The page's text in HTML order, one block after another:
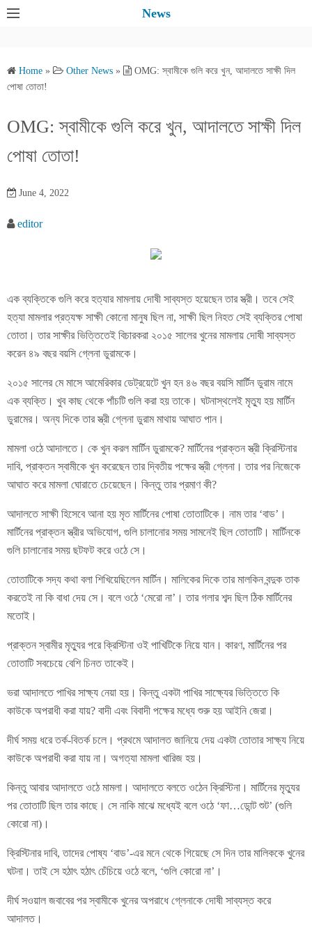
News
Home » Other News »
OMG: স্বামীকে গুলি করে খুন, আদালতে সাক্ষী দিল
পোষা তোতা!
OMG: স্বামীকে গুলি করে খুন, আদালতে সাক্ষী দিল
পোষা তোতা!
June 4, 2022
editor
এক ব্যক্তিকে গুলি করে হত্যার মামলায় দোষী সাব্যস্ত হয়েছেন তার স্ত্রী। তবে সেই
হত্যা মামলার প্রত্যক্ষ সাক্ষী কোনো মানুষ ছিল না, সাক্ষী ছিল নিহত সেই ব্যক্তির পোষা
তোতা। তার সাক্ষীর ভিত্তিতেই বিচারকরা ২০১৫ সালের খুনের মামলায় দোষী সাব্যস্ত
করেন ৪৯ বছর বয়সি গ্লেনা ডুরামকে।
২০১৫ সালের মে মাসে আমেরিকার ডেট্রয়েটে খুন হন ৪৬ বছর বয়সি মার্টিন ডুরাম নামে
এক ব্যক্তি। খুব কাছ থেকে পাঁচটি গুলি করা হয় তাকে। ঘটনাস্থলেই মৃত্যু হয় মার্টিন
ডুরামের। অন্য দিকে তার স্ত্রী গ্লেনা ডুরাম মাথায় আঘাত পান।
মামলা ওঠে আদালতে। কে খুন করল মার্টিন ডুরামকে? মার্টিনের প্রাক্তন স্ত্রী ক্রিস্টিনার
দাবি, প্রাক্তন স্বামীকে খুন করেছেন তার দ্বিতীয় পক্ষের স্ত্রী গ্লেনা। তার পর নিজেকে
আঘাত করে মামলা ঘোরাতে চেয়েছেন। কিন্তু তার প্রমাণ কী?
আদালতে সাক্ষী হিসেবে আনা হয় মৃত মার্টিনের পোষা তোতাটিকে। নাম তার ‘বাড’।
মার্টিনের প্রাক্তন স্ত্রীর অভিযোগ, গুলি চালানোর সময় সামনেই ছিল তোতাটি। মার্টিনকে
গুলি চালানোর সময় ছটফট করে ওঠে সে।
তোতাটিকে সদ্য কথা বলা শিখিয়েছিলেন মার্টিন। মালিকের দিকে তার মালকিন বন্দুক তাক
করতেই না কি বাধা দেয় সে। বলে ওঠে ‘মেরো না’। তার গলার শব্দ ছিল ঠিক মার্টিনের
মতোই।
প্রাক্তন স্বামীর মৃত্যুর পরে ক্রিস্টিনা ওই পাখিটিকে নিয়ে যান। কারণ, মার্টিনের পর
তোতাটি সবচেয়ে বেশি চিনত তাকেই।
ভরা আদালতে পাখির সাক্ষ্য নেয়া হয়। কিন্তু একটা পাখির সাক্ষ্যের ভিত্তিতে কি
কাউকে অপরাধী করা যায়? বাদী এবং বিবাদী পক্ষের মধ্যে শুরু হয় আইনি জেরা।
দীর্ঘ সময় ধরে তর্ক-বিতর্ক চলে। প্রথমে আদালত জানিয়ে দেয় একটা তোতার সাক্ষ্য নিয়ে
কাউকে অপরাধী করা যায় না। অগত্যা মামলা খারিজ হয়।
কিন্তু আবার আদালতে ওঠে মামলা। আদালতে বলতে ওঠেন ক্রিস্টিনা। মার্টিনের মৃত্যুর
পর তোতাটি ছিল তার কাছে। সে নাকি মাঝে মধ্যেই বলে ওঠে ‘ফা…ডোন্ট শুট’ (গুলি
কোরো না)।
ক্রিস্টিনার দাবি, তাদের পোষ্য ‘বাড’-এর মনে থেকে গিয়েছে সে দিন তার মালিককে খুনের
ঘটনা। তাই সে হঠাৎ হঠাৎ চেঁচিয়ে ওঠে বলে, ‘গুলি কোরো না’।
দীর্ঘ সওয়াল জবাবের পর স্বামীকে খুনের অপরাধে গ্লেনাকে দোষী সাব্যস্ত করে
আদালত।